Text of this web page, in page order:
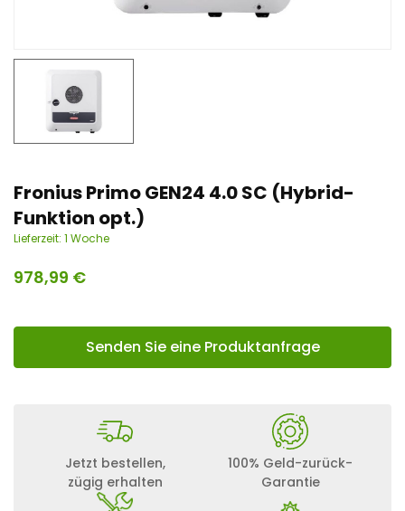
Fronius Primo GEN24 4.0 SC (Hybrid-
Funktion opt.)
Lieferzeit: 1 Woche
978,99 €
Senden Sie eine Produktanfrage
Jetzt bestellen,
zügig erhalten
100% Geld-zurück-
Garantie